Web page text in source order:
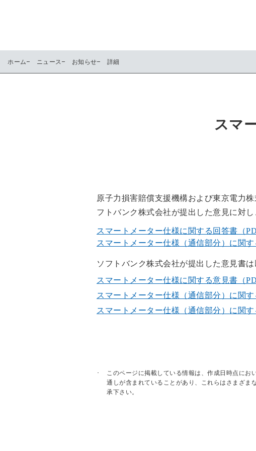
ホーム ニュース お知らせ 詳細
スマ
原子力損害賠償支援機構および東京電力
フトバンク株式会社が提出した意見に対
スマートメーター仕様に関する回答書（
スマートメーター仕様（通信部分）に関
ソフトバンク株式会社が提出した意見書は
スマートメーター仕様に関する意見書（
スマートメーター仕様（通信部分）に関
スマートメーター仕様（通信部分）に関
このページに掲載している情報は、作成日時点に
通しが含まれていることがあり、これらはさまざま
承下さい。